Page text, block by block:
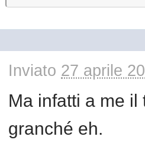
Inviato 27 aprile
Ma infatti a me
granché eh.